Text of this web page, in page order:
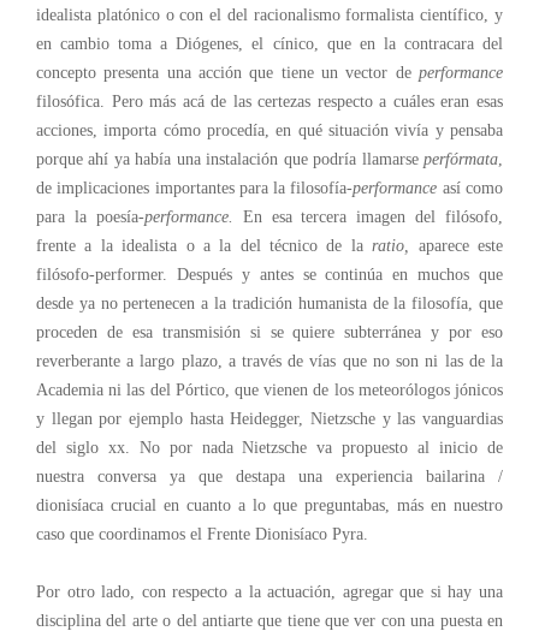
idealista platónico o con el del racionalismo formalista científico, y
en cambio toma a Diógenes, el cínico, que en la contracara del
concepto presenta una acción que tiene un vector de performance
filosófica. Pero más acá de las certezas respecto a cuáles eran esas
acciones, importa cómo procedía, en qué situación vivía y pensaba
porque ahí ya había una instalación que podría llamarse perfórmata
de implicaciones importantes para la filosofía-performance así como
para la poesía-performance.
En esa tercera imagen del filósofo,
frente a la idealista o a la del técnico de laratio,
aparece este
filósofo-performer. Después y antes se continúa en muchos que
desde ya no pertenecen a la tradición humanista de la filosofía, que
proceden de esa transmisión si se quiere subterránea y por eso
reverberante a largo plazo, a través de vías que no son ni las de la
Academia ni las del Pórtico, que vienen de los meteorólogos jónicos
y llegan por ejemplo hasta Heidegger, Nietzsche y las vanguardias
del siglo xx. No por nada Nietzsche va propuesto al inicio de
nuestra conversa ya que destapa una experiencia bailarina /
dionisíaca crucial en cuanto a lo que preguntabas, más en nuestro
caso que coordinamos el Frente Dionisíaco Pyra.
Por otro lado, con respecto a la actuación, agregar que si hay una
disciplina del arte o del antiarte que tiene que ver con una puesta en